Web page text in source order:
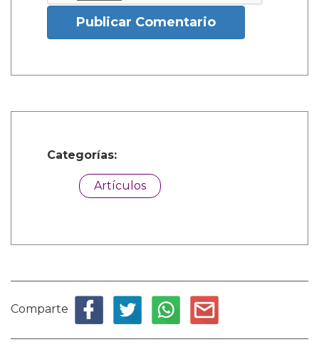
Publicar Comentario
Categorías:
Artículos
Comparte